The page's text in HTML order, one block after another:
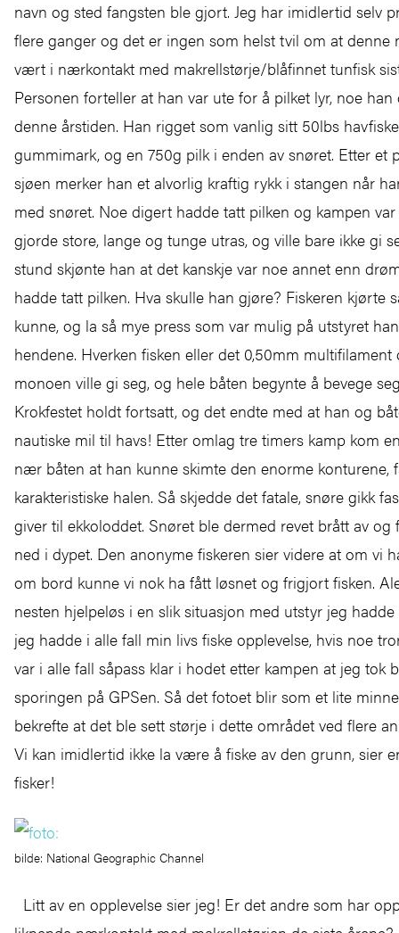
navn og sted fangsten ble gjort. Jeg har imidlertid selv
flere ganger og det er ingen som helst tvil om at denne
vært i nærkontakt med makrellstørje/blåfinnet tunfisk
Personen forteller at han var ute for å pilket lyr, noe
denne årstiden. Han rigget som vanlig sitt 50lbs
gummimark, og en 750g pilk i enden av snøret. Etter et
sjøen merker han et alvorlig kraftig rykk i stangen når
med snøret. Noe digert hadde tatt pilken og kampen
gjorde store, lange og tunge utras, og ville bare ikke gi
stund skjønte han at det kanskje var noe annet enn
hadde tatt pilken. Hva skulle han gjøre? Fiskeren kjørte
kunne, og la så mye press som var mulig på utstyret
hendene. Hverken fisken eller det 0,50mm multifilament
monoen ville gi seg, og hele båten begynte å bevege
Krokfestet holdt fortsatt, og det endte med at han og
nautiske mil til havs! Etter omlag tre timers kamp kom
nær båten at han kunne skimte den enorme konturene,
karakteristiske halen. Så skjedde det fatale, snøre gikk
giver til ekkoloddet. Snøret ble dermed revet brått av og
ned i dypet. Den anonyme fiskeren sier videre at om vi
om bord kunne vi nok ha fått løsnet og frigjort fisken.
nesten hjelpeløs i en slik situasjon med utstyr jeg hadde
jeg hadde i alle fall min livs fiske opplevelse, hvis noe
var i alle fall såpass klar i hodet etter kampen at jeg tok
sporingen på GPSen. Så det fotoet blir som et lite
bekrefte at det ble sett størje i dette området ved flere
Vi kan imidlertid ikke la være å fiske av den grunn, sier
fisker!
bilde: National Geographic Channel
Litt av en opplevelse sier jeg! Er det andre som har